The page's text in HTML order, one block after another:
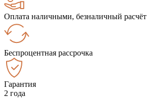
Оплата наличными, безналичный расчёт
Беспроцентная рассрочка
Гарантия
2 года